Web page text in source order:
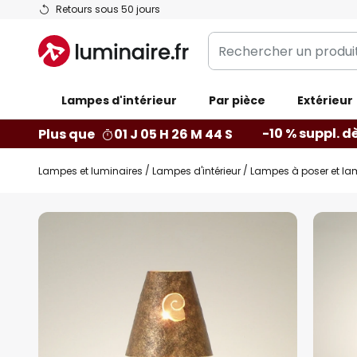
Retours sous 50 jours
Allez
contenu
Rechercher
un
catégorie...
Lampes d'intérieur Par pièce Extérieur
Plus que 01 J 05 H 26 M 43 S -10 % suppl.
Lampes et luminaires Lampes d'intérieur Lampes à poser et
Skip